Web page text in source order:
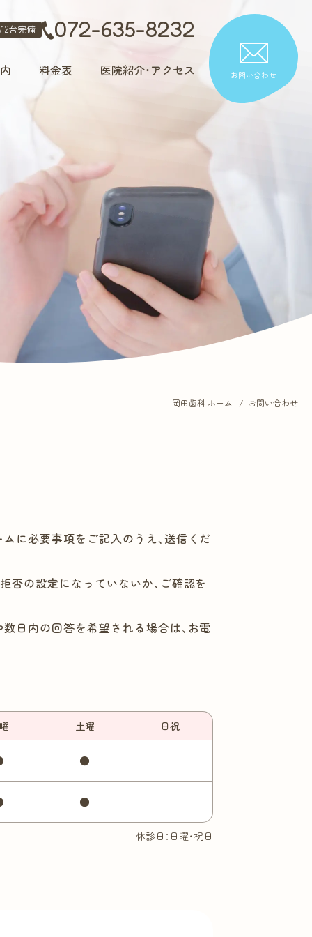
台完備 072-635-8232
審美治療 ホワイトニング さまざまな治療
料金表 医院紹介・アクセス お問い合わせ
岡田歯科 ホーム お問い合わせ
に必要事項をご記入のうえ、送信くだ
否の設定になっていないか、ご確認を
日内の回答を希望される場合は、お電
土曜 日祝
● −
● −
休診日：日曜・祝日